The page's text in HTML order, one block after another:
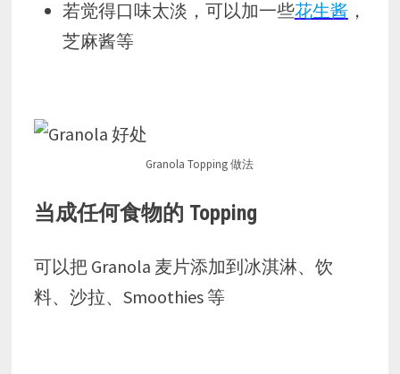
若觉得口味太淡，可以加一些花生酱，
芝麻酱等
Granola Topping 做法
当成任何食物的 Topping
可以把 Granola 麦片添加到冰淇淋、饮
料、沙拉、Smoothies 等